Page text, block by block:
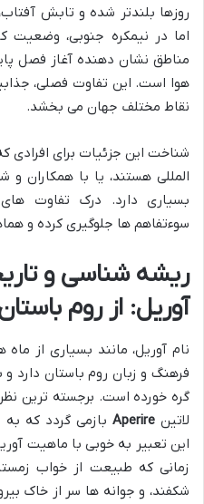
روزها بلندتر شده و تابش
اما در نیمکره جنوبی، وضعیت
مناطق نشان دهنده آغاز فصل
هوا است. این تفاوت فصلی،
نقاط مختلف جهان می بخشد.
شناخت این جزئیات برای افرادی
المللی هستند، یا با همکاران و
بسیاری دارد. درک تفاوت
سوءتفاهم ها جلوگیری کرده و
ریشه شناسی و
آوریل: از روم
نام آوریل، مانند بسیاری از
فرهنگ و زبان روم باستان دارد
گره خورده است. برجسته ترین
لاتینAperire بازمی گردد که
این تعبیر به خوبی با ماهیت
زمانی که طبیعت از خواب
شکفند، و جوانه ها سر از خاک